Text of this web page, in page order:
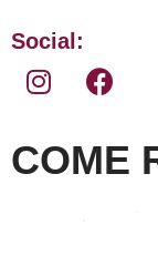
Social:
COME